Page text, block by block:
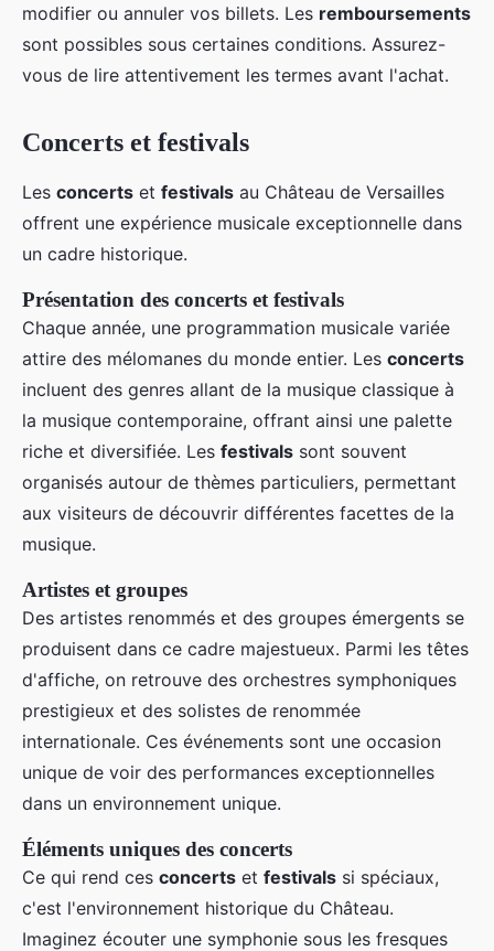
modifier ou annuler vos billets. Les remboursements
sont possibles sous certaines conditions. Assurez-
vous de lire attentivement les termes avant l'achat.
Concerts et festivals
Les concerts et festivals au Château de Versailles
offrent une expérience musicale exceptionnelle dans
un cadre historique.
Présentation des concerts et festivals
Chaque année, une programmation musicale variée
attire des mélomanes du monde entier. Les concerts
incluent des genres allant de la musique classique à
la musique contemporaine, offrant ainsi une palette
riche et diversifiée. Les festivals sont souvent
organisés autour de thèmes particuliers, permettant
aux visiteurs de découvrir différentes facettes de la
musique.
Artistes et groupes
Des artistes renommés et des groupes émergents se
produisent dans ce cadre majestueux. Parmi les têtes
d'affiche, on retrouve des orchestres symphoniques
prestigieux et des solistes de renommée
internationale. Ces événements sont une occasion
unique de voir des performances exceptionnelles
dans un environnement unique.
Éléments uniques des concerts
Ce qui rend ces concerts et festivals si spéciaux,
c'est l'environnement historique du Château.
Imaginez écouter une symphonie sous les fresques